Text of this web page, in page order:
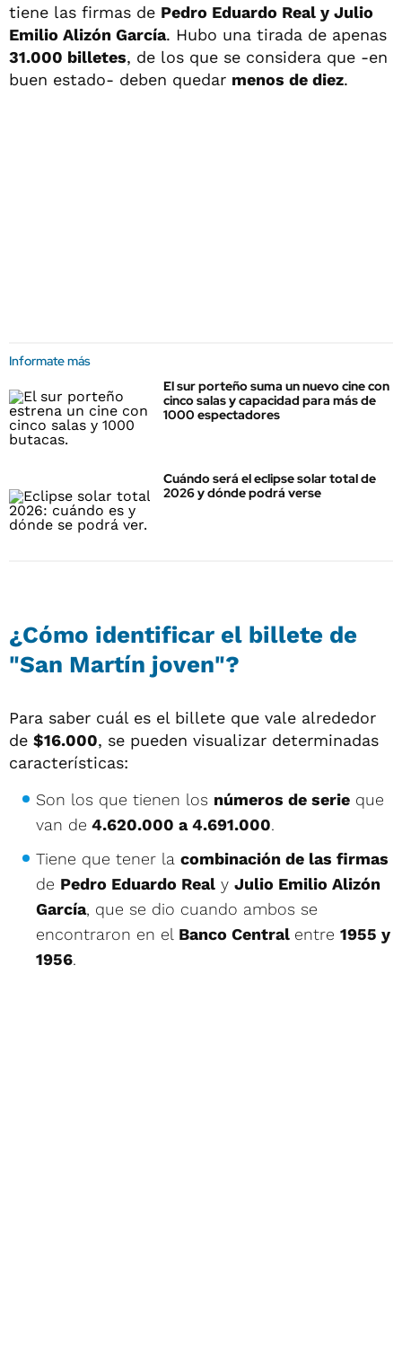
tiene las firmas de Pedro Eduardo Real y Julio
Emilio Alizón García. Hubo una tirada de apenas
31.000 billetes, de los que se considera que -en
buen estado- deben quedar menos de diez.
Informate más
El sur porteño suma un nuevo cine con
cinco salas y capacidad para más de
1000 espectadores
Cuándo será el eclipse solar total de
2026 y dónde podrá verse
¿Cómo identificar el billete de
"San Martín joven"?
Para saber cuál es el billete que vale alrededor
de $16.000, se pueden visualizar determinadas
características:
Son los que tienen los números de serie que
van de 4.620.000 a 4.691.000.
Tiene que tener la combinación de las firmas
de Pedro Eduardo Real y Julio Emilio Alizón
García, que se dio cuando ambos se
encontraron en el Banco Central entre 1955 y
1956.